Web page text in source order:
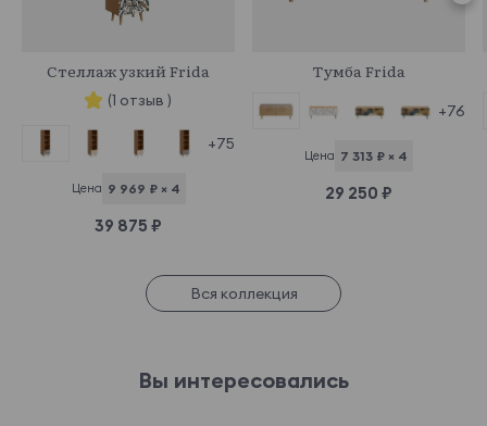
Стеллаж узкий Frida
(1 отзыв )
+75
Цена 9 969 ₽ × 4
39 875 ₽
Тумба Frida
+76
Цена 7 313 ₽ × 4
29 250 ₽
Вся коллекция
Вы интересовались